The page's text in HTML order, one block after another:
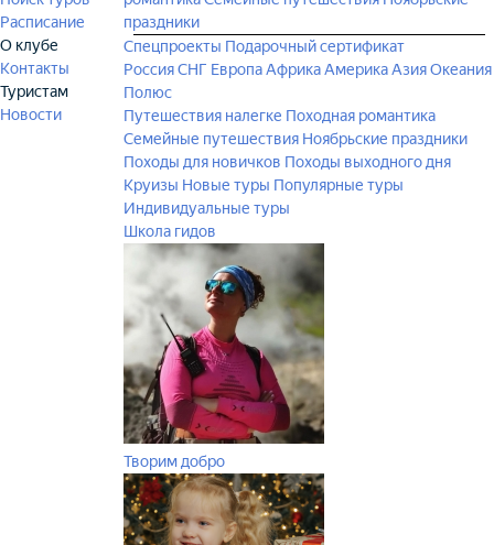
Расписание
О клубе
Контакты
Туристам
Новости
праздники
Спецпроекты Подарочный сертификат
РоссияСНГ ЕвропаАфрикаАмерикаАзияОкеания
Полюс
Путешествия налегке Походная романтика
Семейные путешествия Ноябрьские праздники
Походы для новичков Походы выходного дня
Круизы Новые туры Популярные туры
Индивидуальные туры
Школа гидов
Творим добро